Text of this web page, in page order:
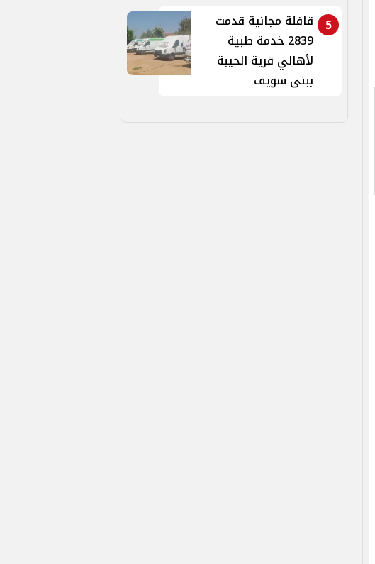
5
قافلة مجانية قدمت
2839 خدمة طبية
لأهالي قرية الحيبة
ببنى سويف